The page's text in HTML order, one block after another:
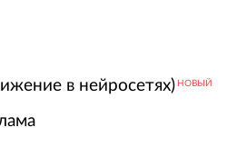
в нейросетях) НОВЫЙ